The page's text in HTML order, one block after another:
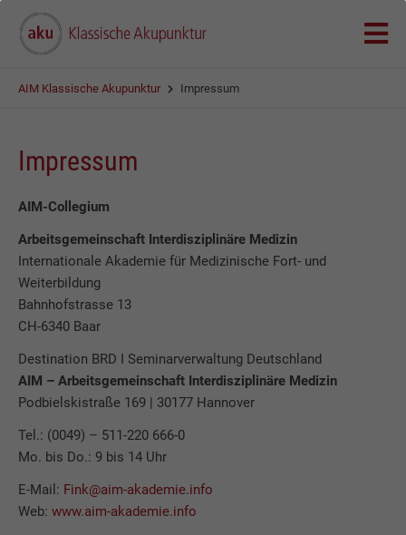
AIM Klassische Akupunktur Impressum
Impressum
AIM-Collegium
Arbeitsgemeinschaft Interdisziplinäre Medizin
Internationale Akademie für Medizinische Fort- und
Weiterbildung
Bahnhofstrasse 13
CH-6340 Baar
Destination BRD I Seminarverwaltung Deutschland
AIM – Arbeitsgemeinschaft Interdisziplinäre Medizin
Podbielskistraße 169 | 30177 Hannover
Tel.: (0049) – 511-220 666-0
Mo. bis Do.: 9 bis 14 Uhr
E-Mail: Fink@aim-akademie.info
Web: www.aim-akademie.info